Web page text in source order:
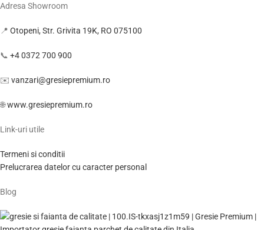
Adresa Showroom
📍 Otopeni, Str. Grivita 19K, RO 075100
📞 +4 0372 700 900
✉️ vanzari@gresiepremium.ro
🌐www.gresiepremium.ro
Link-uri utile
Termeni si conditii
Prelucrarea datelor cu caracter personal
Blog